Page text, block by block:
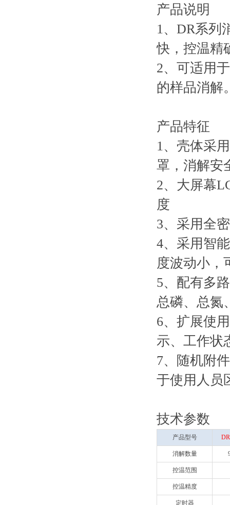
产品说明
1、DR系列
快，控温精
2、可适用
的样品消解
产品特征
1、壳体采
罩，消解安
2、大屏幕
度
3、采用全
4、采用智
度波动小，
5、配有多
总磷、总氮
6、扩展使
示、工作状
7、随机附
于使用人员
技术参数
产品型号
消解数量
控温范围
控温精度
定时器